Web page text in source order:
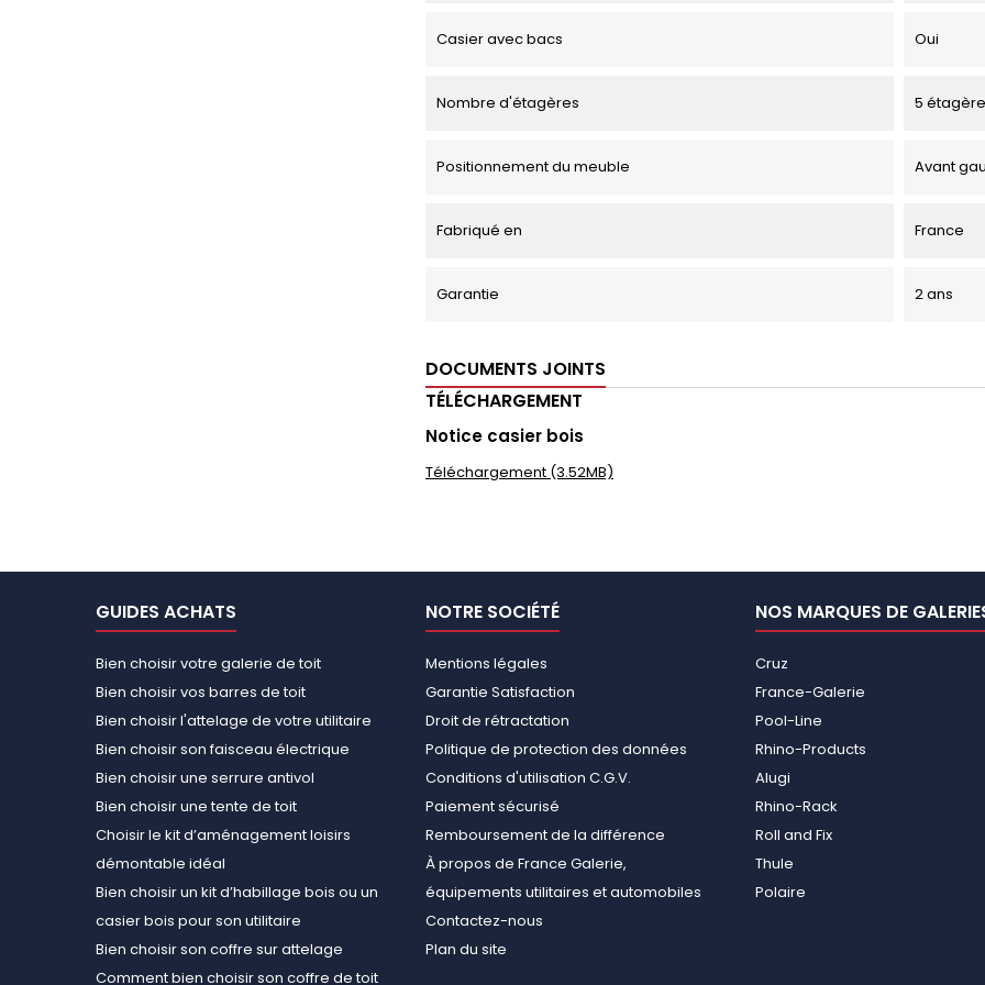
Casier avec bacs Oui
Nombre d'étagères 5
Positionnement du meuble Avant
Fabriqué en France
Garantie 2 ans
DOCUMENTS JOINTS
TÉLÉCHARGEMENT
Notice casier bois
Téléchargement (3.52MB)
GUIDES ACHATS
Bien choisir votre galerie de toit
Bien choisir vos barres de toit
Bien choisir l'attelage de votre utilitaire
Bien choisir son faisceau électrique
Bien choisir une serrure antivol
Bien choisir une tente de toit
Choisir le kit d’aménagement loisirs
démontable idéal
Bien choisir un kit d’habillage bois ou un
casier bois pour son utilitaire
Bien choisir son coffre sur attelage
Comment bien choisir son coffre de toit
NOTRE SOCIÉTÉ
Mentions légales
Garantie Satisfaction
Droit de rétractation
Politique de protection des données
Conditions d'utilisation C.G.V.
Paiement sécurisé
Remboursement de la différence
À propos de France Galerie,
équipements utilitaires et automobiles
Contactez-nous
Plan du site
NOS MARQUES DE
Cruz
France-Galerie
Pool-Line
Rhino-Products
Alugi
Rhino-Rack
Roll and Fix
Thule
Polaire